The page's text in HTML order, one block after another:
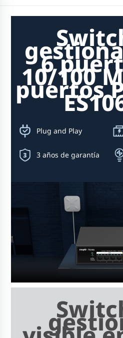
6
10/100
puertos
Plug and Play
3 años de garantía